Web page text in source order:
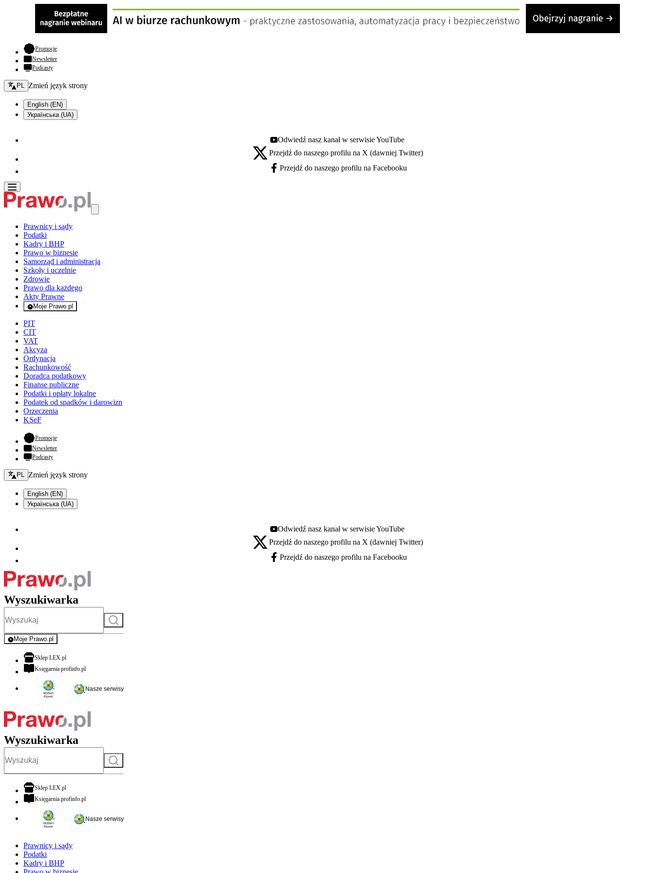
Promocje- otwiera się w nowej karcie
Newsletter
Podcasty
Zmień język - bieżący:
PL Zmień język strony
English (EN)
Українська (UA)
Youtube - otwiera się w nowej karcie
Odwiedź nasz kanał w serwisie YouTube
X - otwiera się w nowej karcie
Przejdź do naszego profilu na X (dawniej Twitter)
Facebook - otwiera się w nowej karcie
Przejdź do naszego profilu na Facebooku
Prawnicy i sądy
Podatki
Kadry i BHP
Prawo w biznesie
Samorząd i administracja
Szkoły i uczelnie
Zdrowie
Prawo dla każdego
Akty Prawne
Moje Prawo.pl
- rejestracja i logowanie do serwisu
PIT
CIT
VAT
Akcyza
Ordynacja
Rachunkowość
Doradca podatkowy
Finanse publiczne
Podatki i opłaty lokalne
Podatek od spadków i darowizn
Orzeczenia
KSeF
Promocje- otwiera się w nowej karcie
Newsletter
Podcasty
Zmień język - bieżący:
PL Zmień język strony
English (EN)
Українська (UA)
Youtube - otwiera się w nowej karcie
Odwiedź nasz kanał w serwisie YouTube
X - otwiera się w nowej karcie
Przejdź do naszego profilu na X (dawniej Twitter)
Facebook - otwiera się w nowej karcie
Przejdź do naszego profilu na Facebooku
Wyszukiwarka
Szukaj
Moje Prawo.pl
- rejestracja i logowanie do serwisu
Sklep LEX.plotwiera się w nowej karcie
Księgarnia profinfo.plotwiera się w nowej karcie
Nasze serwisy
Wyszukiwarka
Szukaj
Sklep LEX.plotwiera się w nowej karcie
Księgarnia profinfo.plotwiera się w nowej karcie
Nasze serwisy
Prawnicy i sądy
Podatki
Kadry i BHP